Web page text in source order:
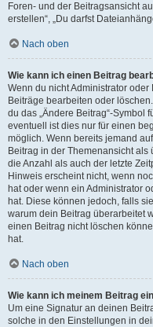
Foren- und der Beitragsansicht
erstellen“, „Du darfst
Nach oben
Wie kann ich einen Beitrag
Wenn du nicht Administrator
Beiträge bearbeiten oder
du das „Ändere Beitrag“-Symbol
eventuell ist dies nur für einen
möglich. Wenn bereits jemand
Beitrag in der Themenansicht als
die Anzahl als auch der letzte
Hinweis erscheint nicht, wenn
hat oder wenn ein Administrator
hat. Diese können jedoch, falls
warum dein Beitrag überarbeitet
einen Beitrag nicht löschen
hat.
Nach oben
Wie kann ich meinem Beitrag
Um eine Signatur an deinen
solche in den Einstellungen in